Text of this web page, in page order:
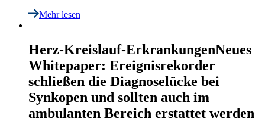
Mehr lesen
Herz-Kreislauf-ErkrankungenNeues
Whitepaper: Ereignisrekorder
schließen die Diagnoselücke bei
Synkopen und sollten auch im
ambulanten Bereich erstattet werden